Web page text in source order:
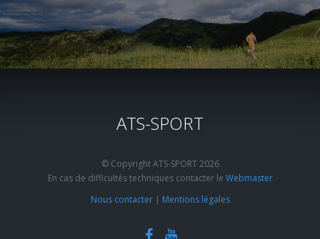
ATS-SPORT
© Copyright ATS-SPORT 2026
En cas de difficultés techniques contacter le Webmaster
Nous contacter| Mentions légales